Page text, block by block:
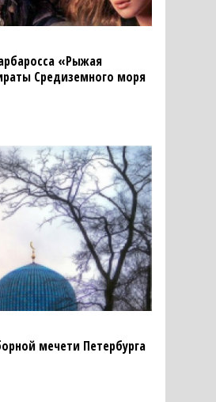
«Рыжая
Средиземного моря
мечети Петербурга